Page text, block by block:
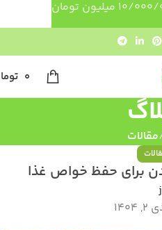
0
مقالات
برای حفظ خواص غذا